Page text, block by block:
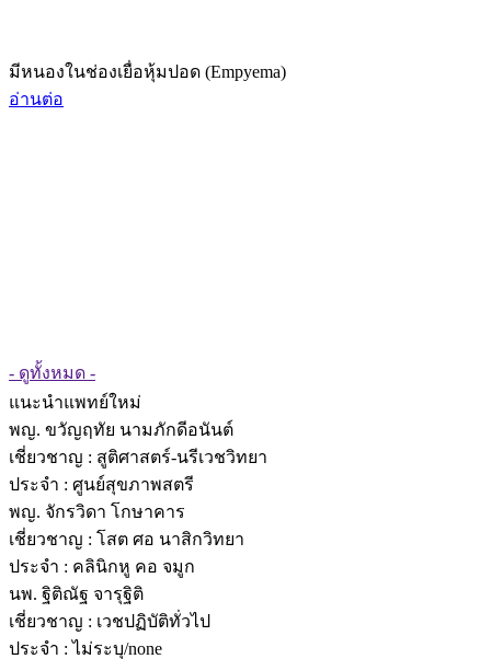
มีหนองในช่องเยื่อหุ้มปอด (Empyema)
อ่านต่อ
- ดูทั้งหมด -
แนะนำแพทย์ใหม่
พญ. ขวัญฤทัย นามภักดีอนันต์
เชี่ยวชาญ : สูติศาสตร์-นรีเวชวิทยา
ประจำ : ศูนย์สุขภาพสตรี
พญ. จักรวิดา โกษาคาร
เชี่ยวชาญ : โสต ศอ นาสิกวิทยา
ประจำ : คลินิกหู คอ จมูก
นพ. ฐิติณัฐ จารุฐิติ
เชี่ยวชาญ : เวชปฏิบัติทั่วไป
ประจำ : ไม่ระบุ/none